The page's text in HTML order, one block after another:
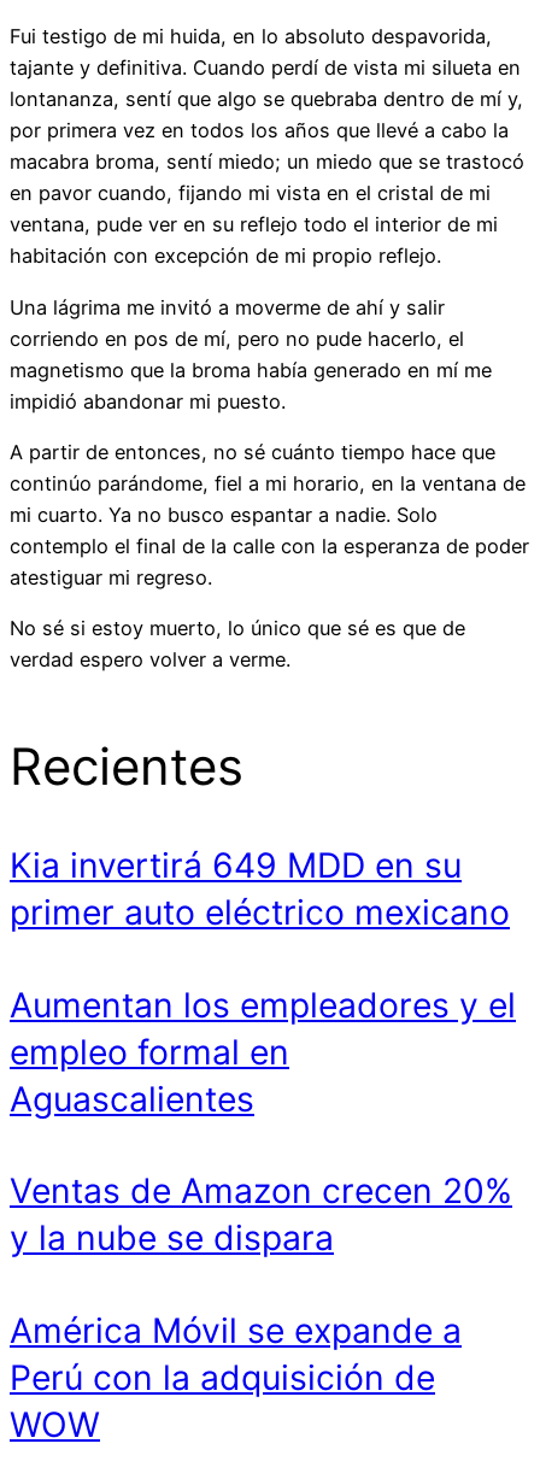
Fui testigo de mi huida, en lo absoluto despavorida,
tajante y definitiva. Cuando perdí de vista mi silueta en
lontananza, sentí que algo se quebraba dentro de mí y,
por primera vez en todos los años que llevé a cabo la
macabra broma, sentí miedo; un miedo que se trastocó
en pavor cuando, fijando mi vista en el cristal de mi
ventana, pude ver en su reflejo todo el interior de mi
habitación con excepción de mi propio reflejo.
Una lágrima me invitó a moverme de ahí y salir
corriendo en pos de mí, pero no pude hacerlo, el
magnetismo que la broma había generado en mí me
impidió abandonar mi puesto.
A partir de entonces, no sé cuánto tiempo hace que
continúo parándome, fiel a mi horario, en la ventana de
mi cuarto. Ya no busco espantar a nadie. Solo
contemplo el final de la calle con la esperanza de poder
atestiguar mi regreso.
No sé si estoy muerto, lo único que sé es que de
verdad espero volver a verme.
Recientes
Kia invertirá 649 MDD en su
primer auto eléctrico mexicano
Aumentan los empleadores y el
empleo formal en
Aguascalientes
Ventas de Amazon crecen 20%
y la nube se dispara
América Móvil se expande a
Perú con la adquisición de
WOW